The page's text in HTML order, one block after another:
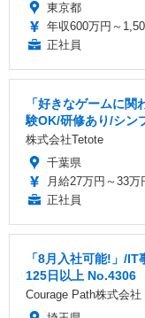
東京都
年収600万円～
正社員
「好きなゲームに
験OK/研修あり/シン
株式会社Tetote
千葉県
月給27万円～33万
正社員
「8月入社可能!」/
125日以上 No.4306
Courage Path株式会社